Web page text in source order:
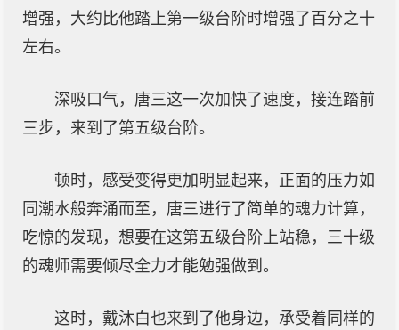
增强，大约比他踏上第一级台阶时增强了百分之十
左右。
深吸口气，唐三这一次加快了速度，接连踏前
三步，来到了第五级台阶。
顿时，感受变得更加明显起来，正面的压力如
同潮水般奔涌而至，唐三进行了简单的魂力计算，
吃惊的发现，想要在这第五级台阶上站稳，三十级
的魂师需要倾尽全力才能勉强做到。
这时，戴沐白也来到了他身边，承受着同样的